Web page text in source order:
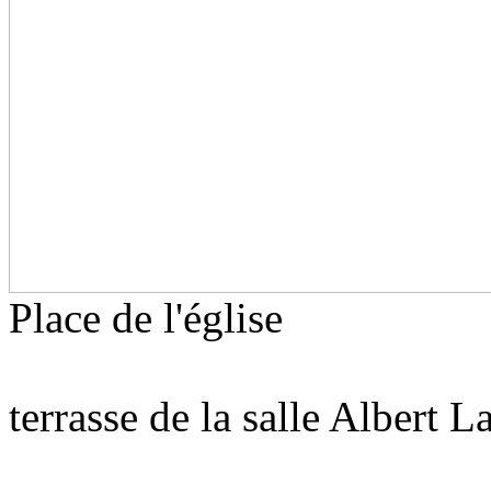
Place
terrasse de la salle Albert